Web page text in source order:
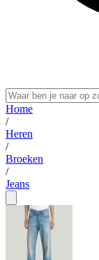
Home
/
Heren
/
Broeken
/
Jeans